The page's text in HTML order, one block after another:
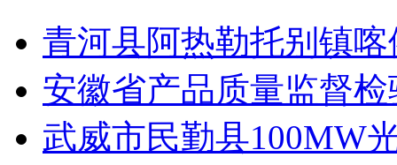
青河县阿热勒托别镇
安徽省产品质量监督
武威市民勤县100MW